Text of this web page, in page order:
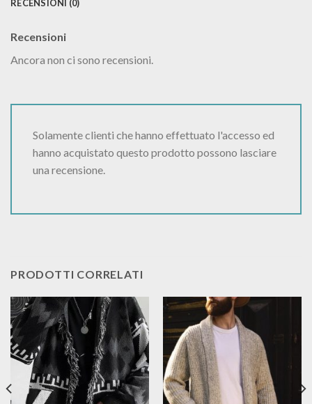
RECENSIONI (0)
Recensioni
Ancora non ci sono recensioni.
Solamente clienti che hanno effettuato l'accesso ed
hanno acquistato questo prodotto possono lasciare
una recensione.
PRODOTTI CORRELATI